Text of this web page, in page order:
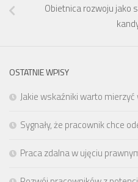
Obietnica rozwoju jako
OSTATNIE WPISY
Jakie wskaźniki warto mierzyć
Sygnały, że pracownik chce
Praca zdalna w ujęciu